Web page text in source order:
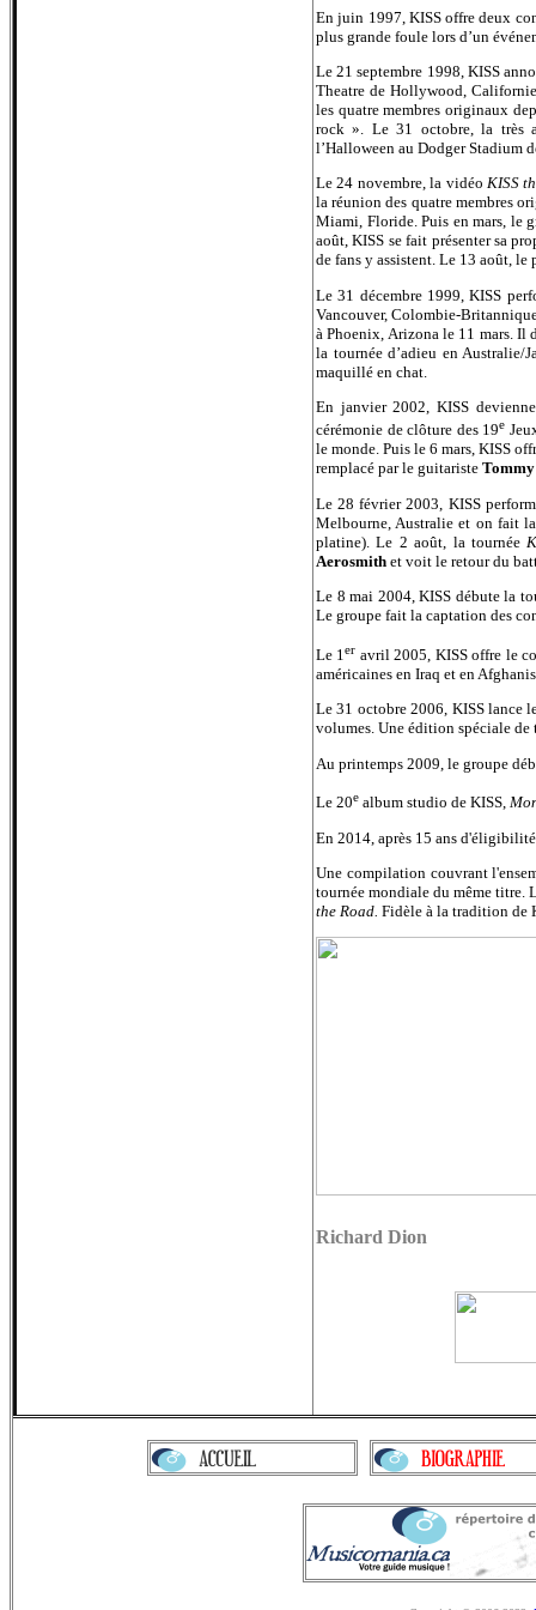
En juin 1997, KISS offre deux
plus grande foule lors d’un
Le 21 septembre 1998, KISS
Theatre de Hollywood,
les quatre membres originaux
rock ». Le 31 octobre, la très
l’Halloween au Dodger Stadium
Le 24 novembre, la vidéo KISS
la réunion des quatre membres
Miami, Floride. Puis en mars, le
août, KISS se fait présenter sa
de fans y assistent. Le 13 août,
Le 31 décembre 1999, KISS
Vancouver, Colombie-
à Phoenix, Arizona le 11 mars. Il
la tournée d’adieu en Australie/
maquillé en chat.
En janvier 2002, KISS
cérémonie de clôture des 19e
le monde. Puis le 6 mars, KISS
remplacé par le guitariste
Le 28 février 2003, KISS
Melbourne, Australie et on fait
platine). Le 2 août, la tournée
Aerosmith et voit le retour du
Le 8 mai 2004, KISS débute la
Le groupe fait la captation des
Le 1er avril 2005, KISS offre le
américaines en Iraq et en
Le 31 octobre 2006, KISS lance
volumes. Une édition spéciale
Au printemps 2009, le groupe
Le 20e album studio de KISS,
En 2014, après 15 ans
Une compilation couvrant
tournée mondiale du même titre.
the Road. Fidèle à la tradition de
Richard Dion